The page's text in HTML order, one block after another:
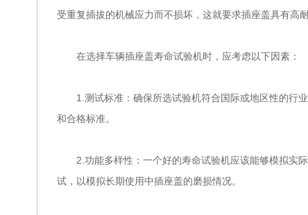
受重复插拔的机械应力而不损坏，这就要求插座盖具有高
在选择车辆插座盖寿命试验机时，应考虑以下因素：
1.测试标准：确保所选试验机符合国际或地区性的行业
和合格标准。
2.功能多样性：一个好的寿命试验机应该能够模拟实际
试，以模拟长期使用中插座盖的磨损情况。